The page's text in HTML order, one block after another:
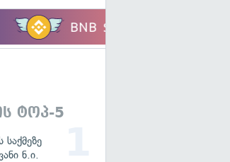
ტოპ-5
საქმეზე
ნ.ი.